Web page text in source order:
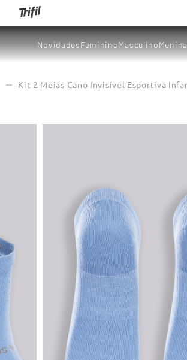
NovidadesFemininoMasculino
Kit 2 Meias Cano Invisível Esportiva